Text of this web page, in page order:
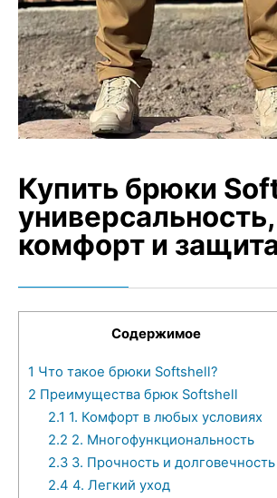
Купить брюки
универсальность,
комфорт и
Содержимое
1 Что такое брюки Softshell?
2 Преимущества брюк Softshell
2.1 1. Комфорт в любых условиях
2.2 2. Многофункциональность
2.3 3. Прочность и долговечность
2.4 4. Легкий уход